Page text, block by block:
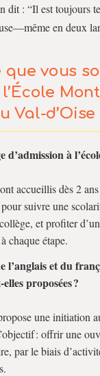
dit : “Il est toujours
en deux
que vous
Val-d’Oise
d’admission à
accueillis dès 2
suivre une
et profiter
chaque étape.
l’anglais et du
proposées ?
une initiation
: offrir une
par le biais